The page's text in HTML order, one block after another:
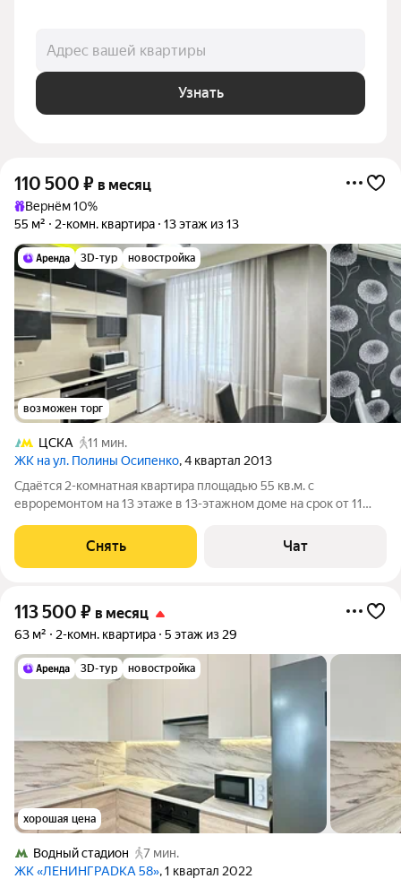
Адрес вашей квартиры
Узнать
110 500 ₽ в месяц
Вернём 10%
55 м²
2-комн. квартира 13 этаж из 13
3D-тур новостройка
возможен торг
ЦСКА
11 мин.
ЖК на ул. Полины Осипенко, 4 квартал 2013
Сдаётся 2-комнатная квартира площадью 55 кв.м. с
евроремонтом на 13 этаже в 13-этажном доме на срок от 11
Стиральная машина Холодильник Посудомоечная машина
Кондиционер Бойлер Микроволновка
Снять Чат
113 500 ₽ в месяц
63 м² 2-комн. квартира 5 этаж из 29
3D-тур новостройка
хорошая цена
Водный стадион
7 мин.
ЖК «ЛЕНИНГРАDКА 58», 1 квартал 2022